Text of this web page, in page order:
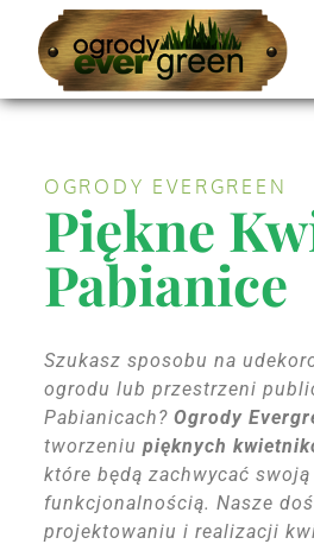
OGRODY EVERGREEN
Piękne
Pabianice
Szukasz sposobu na
ogrodu lub przestrzeni
Pabianicach? Ogrody
tworzeniu pięknych
które będą zachwycać
funkcjonalnością. Nasze
projektowaniu i realizacji